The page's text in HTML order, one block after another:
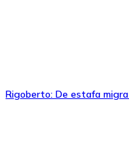
Rigoberto: De estafa